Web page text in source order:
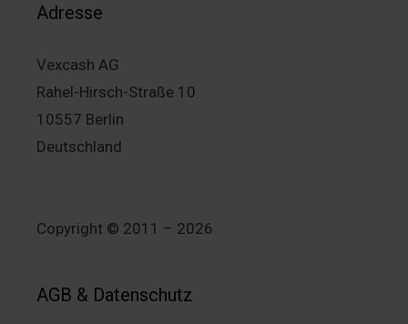
Adresse
Vexcash AG
Rahel-Hirsch-Straße 10
10557 Berlin
Deutschland
Copyright © 2011 – 2026
AGB & Datenschutz